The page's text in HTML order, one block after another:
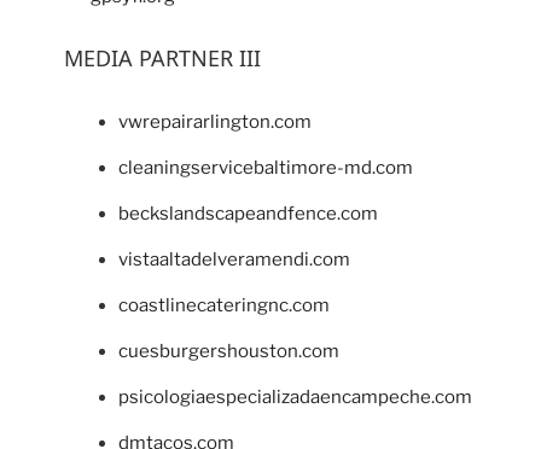
MEDIA PARTNER III
vwrepairarlington.com
cleaningservicebaltimore-md.com
beckslandscapeandfence.com
vistaaltadelveramendi.com
coastlinecateringnc.com
cuesburgershouston.com
psicologiaespecializadaencampeche.com
dmtacos.com